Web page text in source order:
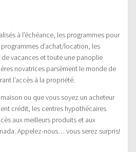
à l’échéance, les programmes pour
d’achat/location, les
vacances et toute une panoplie
novatrices parsèment le monde de
l’accès à la propriété.
ou que vous soyez un acheteur
crédit, les centres hypothécaires
aux meilleurs produits et aux
Appelez-nous… vous serez surpris!